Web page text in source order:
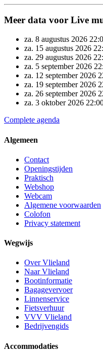
Meer data voor Live
za. 8 augustus 2026
za. 15 augustus 2026
za. 29 augustus 2026
za. 5 september 2026
za. 12 september 2026
za. 19 september 2026
za. 26 september 2026
za. 3 oktober 2026
Complete agenda
Algemeen
Contact
Openingstijden
Praktisch
Webshop
Webcam
Algemene voorwaarden
Colofon
Privacy statement
Wegwijs
Over Vlieland
Naar Vlieland
Bootinformatie
Bagagevervoer
Linnenservice
Fietsverhuur
VVV Vlieland
Bedrijvengids
Accommodaties